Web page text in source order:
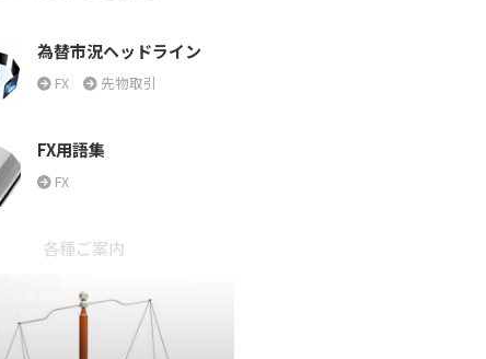
為替市況ヘッドライン
FX 先物取引
FX用語集
FX
各種ご案内